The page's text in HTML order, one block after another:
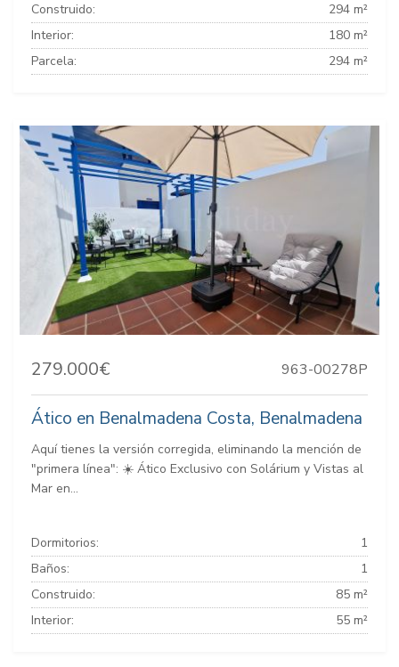
Construido:
294 m²
Interior:
180 m²
Parcela:
294 m²
279.000€ 963-00278P
Ático en Benalmadena Costa, Benalmadena
Aquí tienes la versión corregida, eliminando la mención de
"primera línea": ☀️ Ático Exclusivo con Solárium y Vistas al
Mar en...
Dormitorios:
1
Baños:
1
Construido:
85 m²
Interior:
55 m²